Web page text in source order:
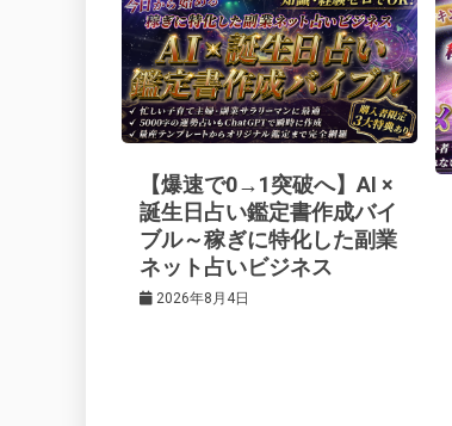
k
t
ビ
ゲ
ー
シ
ョ
【爆速で0→1突破へ】AI ×
誕生日占い鑑定書作成バイ
ブル～稼ぎに特化した副業
ネット占いビジネス
2026年8月4日